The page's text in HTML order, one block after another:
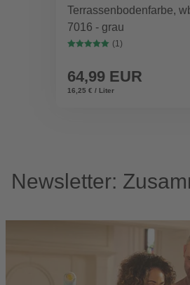
Terrassenbodenfarbe,
7016 - grau
(1)
64,99 EUR
16,25 € / Liter
Newsletter: